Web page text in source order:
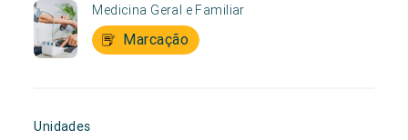
Medicina Geral e Familiar
Marcação
Unidades